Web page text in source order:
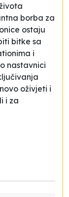
borba za
ostaju
bitke sa
i
nastavnici
oživjeti i
i za